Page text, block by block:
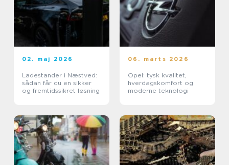
02. maj 2026
Ladestander i Næstved:
sådan får du en sikker
og fremtidssikret løsning
06. marts 2026
Opel: tysk kvalitet,
hverdagskomfort og
moderne teknologi